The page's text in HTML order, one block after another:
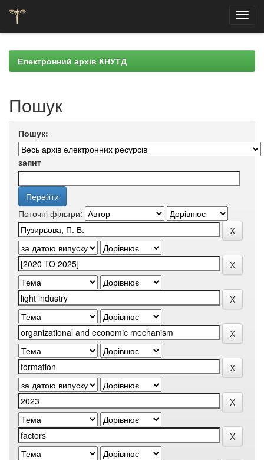
navigationЕлектронний архів КНУТД
Пошук
Пошук:
запит
Поточні фільтри: